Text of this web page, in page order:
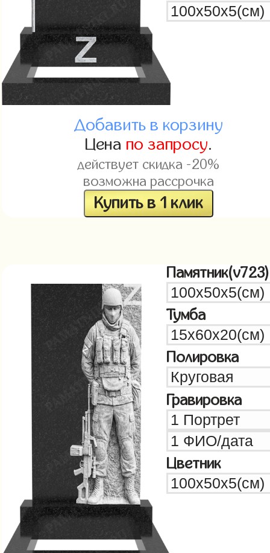
Добавить в корзину
Цена по запросу.
действует скидка -20%
возможна рассрочка
Купить в 1 клик
Памятник(v723)
Тумба
Полировка
Гравировка
Цветник